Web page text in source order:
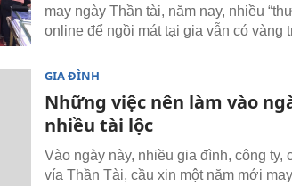
may ngày Thần tài, năm nay, nhiều
online để ngồi mát tại gia vẫn có vàng
GIA ĐÌNH
Những việc nên làm vào
nhiều tài lộc
Vào ngày này, nhiều gia đình, công
vía Thần Tài, cầu xin một năm mới